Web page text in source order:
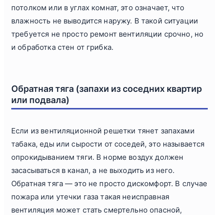
потолком или в углах комнат, это означает, что
влажность не выводится наружу. В такой ситуации
требуется не просто ремонт вентиляции срочно, но
и обработка стен от грибка.
Обратная тяга (запахи из соседних квартир
или подвала)
Если из вентиляционной решетки тянет запахами
табака, еды или сырости от соседей, это называется
опрокидыванием тяги. В норме воздух должен
засасываться в канал, а не выходить из него.
Обратная тяга — это не просто дискомфорт. В случае
пожара или утечки газа такая неисправная
вентиляция может стать смертельно опасной,